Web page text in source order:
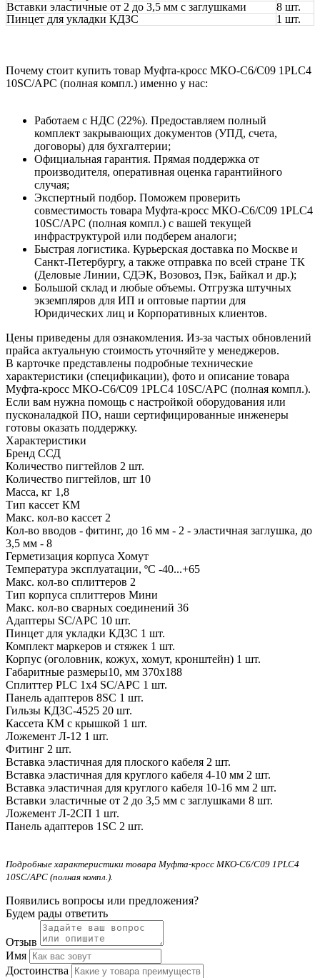
Вставки эластичные от 2 до 3,5 мм с заглушками
8 шт.
Пинцет для укладки КДЗС
1 шт.
Почему стоит купить товар Муфта-кросс МКО-С6/С09 1PLC4
10SC/APC (полная компл.) именно у нас:
Работаем с НДС (22%). Предоставляем полный
комплект закрывающих документов (УПД, счета,
договоры) для бухгалтерии;
Официальная гарантия. Прямая поддержка от
производителя, оперативная оценка гарантийного
случая;
Экспертный подбор. Поможем проверить
совместимость товара Муфта-кросс МКО-С6/С09 1PLC4
10SC/APC (полная компл.) с вашей текущей
инфраструктурой или подберем аналоги;
Быстрая логистика. Курьерская доставка по Москве и
Санкт-Петербургу, а также отправка по всей стране ТК
(Деловые Линии, СДЭК, Возовоз, Пэк, Байкал и др.);
Большой склад и любые объемы. Отгрузка штучных
экземпляров для ИП и оптовые партии для
Юридических лиц и Корпоративных клиентов.
Цены приведены для ознакомления. Из‑за частых обновлений
прайса актуальную стоимость уточняйте у менеджеров.
В карточке представлены подробные технические
характеристики (спецификации), фото и описание товара
Муфта-кросс МКО-С6/С09 1PLC4 10SC/APC (полная компл.).
Если вам нужна помощь с настройкой оборудования или
пусконаладкой ПО, наши сертифицированные инженеры
готовы оказать поддержку.
Характеристики
Бренд ССД
Количество пигтейлов 2 шт.
Количество пигтейлов, шт 10
Масса, кг 1,8
Тип кассет КМ
Макс. кол-во кассет 2
Кол-во вводов - фитинг, до 16 мм - 2 - эластичная заглушка, до
3,5 мм - 8
Герметизация корпуса Хомут
Температура эксплуатации, ºС -40...+65
Макс. кол-во сплиттеров 2
Тип корпуса сплиттеров Мини
Макс. кол-во сварных соединений 36
Адаптеры SC/APC 10 шт.
Пинцет для укладки КДЗС 1 шт.
Комплект маркеров и стяжек 1 шт.
Корпус (оголовник, кожух, хомут, кронштейн) 1 шт.
Габаритные размеры10, мм 370x188
Сплиттер PLC 1х4 SC/APC 1 шт.
Панель адаптеров 8SC 1 шт.
Гильзы КДЗС-4525 20 шт.
Кассета КМ с крышкой 1 шт.
Ложемент Л-12 1 шт.
Фитинг 2 шт.
Вставка эластичная для плоского кабеля 2 шт.
Вставка эластичная для круглого кабеля 4-10 мм 2 шт.
Вставка эластичная для круглого кабеля 10-16 мм 2 шт.
Вставки эластичные от 2 до 3,5 мм с заглушками 8 шт.
Ложемент Л-2СП 1 шт.
Панель адаптеров 1SC 2 шт.
Подробные характеристики товара Муфта-кросс МКО-С6/С09 1PLC4
10SC/APC (полная компл.).
Появились вопросы или предложения?
Будем рады ответить
Отзыв
Имя
Достоинства